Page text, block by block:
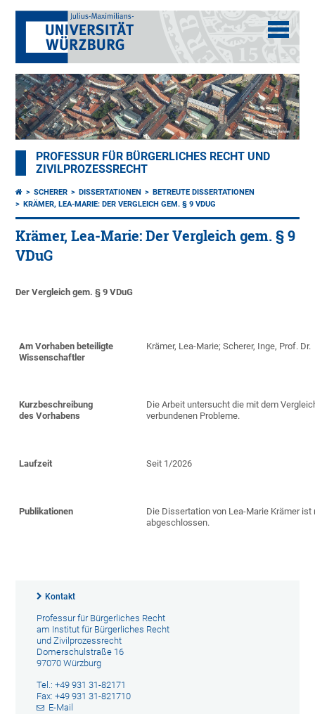
PROFESSUR FÜR BÜRGERLICHES RECHT UND
ZIVILPROZESSRECHT
SCHERER DISSERTATIONEN
BETREUTE DISSERTATIONEN
KRÄMER, LEA-MARIE: DER VERGLEICH GEM. § 9 VDUG
Krämer, Lea-Marie: Der Vergleich gem. § 9
VDuG
Der Vergleich gem. § 9 VDuG
Am Vorhaben beteiligte
Wissenschaftler
Krämer, Lea-Marie; Scherer, Inge, Prof. Dr.
Kurzbeschreibung
des Vorhabens
Die Arbeit untersucht die mit dem
verbundenen Probleme.
Laufzeit Seit 1/2026
Publikationen
Die Dissertation von Lea-Marie Krämer ist
abgeschlossen.
Kontakt
Professur für Bürgerliches Recht
am Institut für Bürgerliches Recht
und Zivilprozessrecht
Domerschulstraße 16
97070 Würzburg
Tel.: +49 931 31-82171
Fax: +49 931 31-821710
E-Mail